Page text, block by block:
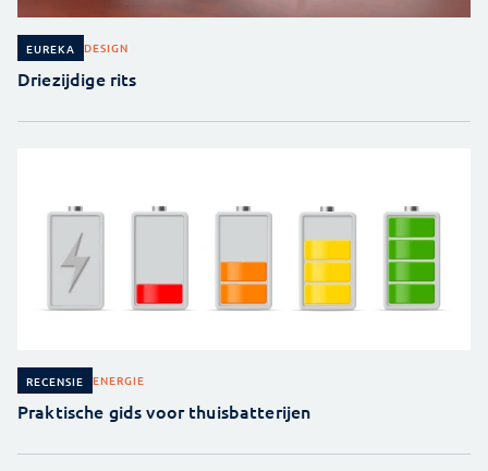
EUREKA DESIGN
Driezijdige rits
RECENSIE ENERGIE
Praktische gids voor thuisbatterijen